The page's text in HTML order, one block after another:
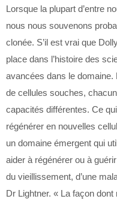
Lorsque la plupart d’entre
nous nous souvenons
clonée. S’il est vrai que
place dans l’histoire des
avancées dans le
de cellules souches,
capacités différentes. Ce
régénérer en nouvelles
un domaine émergent qui
aider à régénérer ou à
du vieillissement, d’une
Dr Lightner. « La façon